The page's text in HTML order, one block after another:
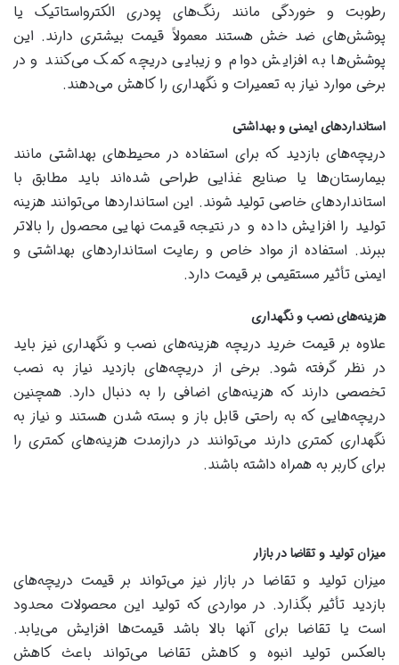
رطوبت و خوردگی مانند رنگ‌های پودری الکترواستاتیک یا
پوشش‌های ضد خش هستند معمولاً قیمت بیشتری دارند. این
پوشش‌ها به افزایش دوام و زیبایی دریچه کمک می‌کنند و در
برخی موارد نیاز به تعمیرات و نگهداری را کاهش می‌دهند.
استانداردهای ایمنی و بهداشتی
دریچه‌های بازدید که برای استفاده در محیط‌های بهداشتی مانند
بیمارستان‌ها یا صنایع غذایی طراحی شده‌اند باید مطابق با
استانداردهای خاصی تولید شوند. این استانداردها می‌توانند هزینه
تولید را افزایش داده و در نتیجه قیمت نهایی محصول را بالاتر
ببرند. استفاده از مواد خاص و رعایت استانداردهای بهداشتی و
ایمنی تأثیر مستقیمی بر قیمت دارد.
هزینه‌های نصب و نگهداری
علاوه بر قیمت خرید دریچه هزینه‌های نصب و نگهداری نیز باید
در نظر گرفته شود. برخی از دریچه‌های بازدید نیاز به نصب
تخصصی دارند که هزینه‌های اضافی را به دنبال دارد. همچنین
دریچه‌هایی که به راحتی قابل باز و بسته شدن هستند و نیاز به
نگهداری کمتری دارند می‌توانند در درازمدت هزینه‌های کمتری را
برای کاربر به همراه داشته باشند.
میزان تولید و تقاضا در بازار
میزان تولید و تقاضا در بازار نیز می‌تواند بر قیمت دریچه‌های
بازدید تأثیر بگذارد. در مواردی که تولید این محصولات محدود
است یا تقاضا برای آنها بالا باشد قیمت‌ها افزایش می‌یابد.
بالعکس تولید انبوه و کاهش تقاضا می‌تواند باعث کاهش